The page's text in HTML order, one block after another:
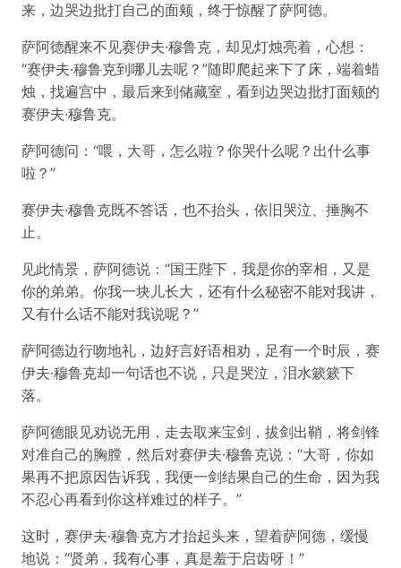
来，边哭边批打自己的面颊，终于惊醒了萨阿德。
萨阿德醒来不见赛伊夫·穆鲁克，却见灯烛亮着，心想：
“赛伊夫·穆鲁克到哪儿去呢？”随即爬起来下了床，端着蜡
烛，找遍宫中，最后来到储藏室，看到边哭边批打面颊的
赛伊夫·穆鲁克。
萨阿德问：“喂，大哥，怎么啦？你哭什么呢？出什么事
啦？”
赛伊夫·穆鲁克既不答话，也不抬头，依旧哭泣、捶胸不
止。
见此情景，萨阿德说：“国王陛下，我是你的宰相，又是
你的弟弟。你我一块儿长大，还有什么秘密不能对我讲，
又有什么话不能对我说呢？”
萨阿德边行吻地礼，边好言好语相劝，足有一个时辰，赛
伊夫·穆鲁克却一句话也不说，只是哭泣，泪水簌簌下
落。
萨阿德眼见劝说无用，走去取来宝剑，拔剑出鞘，将剑锋
对准自己的胸膛，然后对赛伊夫·穆鲁克说：“大哥，你如
果再不把原因告诉我，我便一剑结果自己的生命，因为我
不忍心再看到你这样难过的样子。”
这时，赛伊夫·穆鲁克方才抬起头来，望着萨阿德，缓慢
地说：“贤弟，我有心事，真是羞于启齿呀！”